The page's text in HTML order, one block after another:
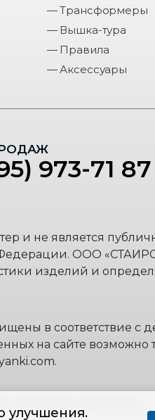
улучшения.
— Трансформеры
— Вышка-тура
— Правила
— Аксессуары
973-71 87
и не является
ООО
изделий и
в соответствие с
на сайте возможно